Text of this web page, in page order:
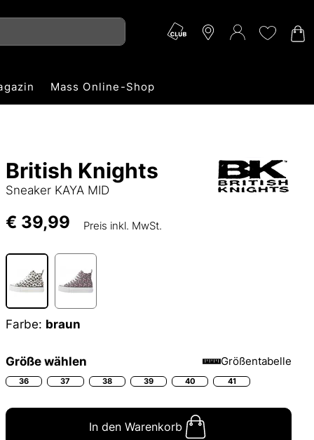
Mass Online-Shop
British Knights
Sneaker KAYA MID
€ 39,99 Preis inkl. MwSt.
Farbe: braun
Größe wählen Größentabelle
36 37 38 39 40 41
In den Warenkorb